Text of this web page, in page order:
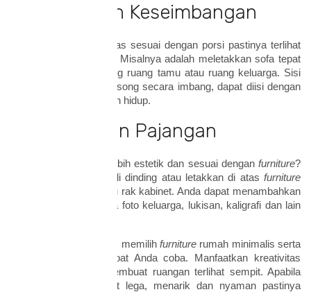
4. Perhatikan Keseimbangan
yang pas sesuai dengan porsi pastinya terlihat
lebih rapi dan menarik. Misalnya adalah meletakkan sofa tepat
di bagian tengah dinding ruang tamu atau ruang keluarga. Sisi
kanan dan kiri yang kosong secara imbang, dapat diisi dengan
meja kecil atau tanaman hidup.
5. Tambahkan Pajangan
Ingin ruangan terlihat lebih estetik dan sesuai dengan furniture?
Tambahkan pajangan di dinding atau letakkan di atas furniture
seperti meja sudut atau rak kabinet. Anda dapat menambahkan
pajangan berupa pigura foto keluarga, lukisan, kaligrafi dan lain
Itulah tadi beberapa tips memilih furniturerumah minimalis serta
penataannya yang dapat Anda coba. Manfaatkan kreativitas
tidak membuat ruangan terlihat sempit. Apabila
desain ruangan terlihat lega, menarik dan nyaman pastinya